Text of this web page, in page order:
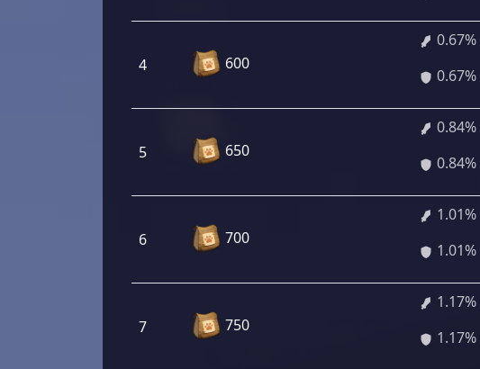
4 600
0.67%
0.67%
5 650
0.84%
0.84%
6 700
1.01%
1.01%
7 750
1.17%
1.17%